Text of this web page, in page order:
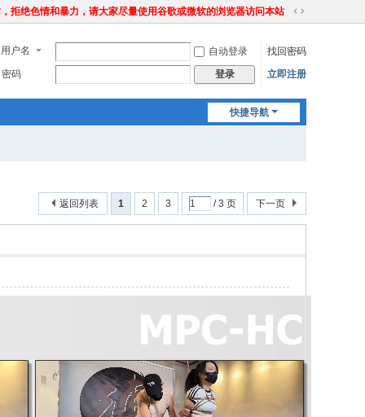
拒绝色情和暴力，请大家尽量使用谷歌或微软的浏览器访问本站
切
到
宽
用户名 自动登录
找回密码
密码
登录 立即注册
快捷导航
1 2 3 / 3 页 下一页
返回列表